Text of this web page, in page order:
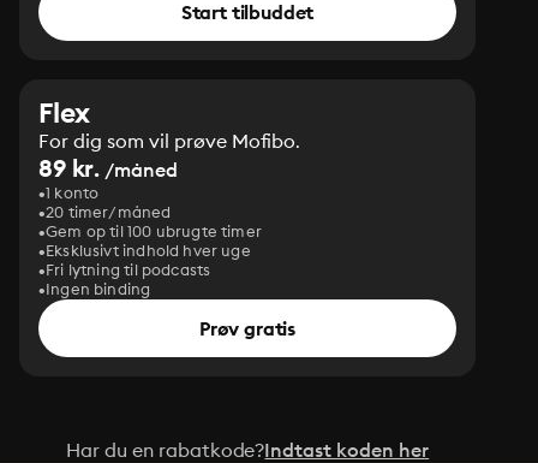
Start tilbuddet
Flex
For dig som vil prøve Mofibo.
89 kr. /måned
1 konto
20 timer/måned
Gem op til 100 ubrugte timer
Eksklusivt indhold hver uge
Fri lytning til podcasts
Ingen binding
Prøv gratis
Har du en rabatkode?Indtast koden her